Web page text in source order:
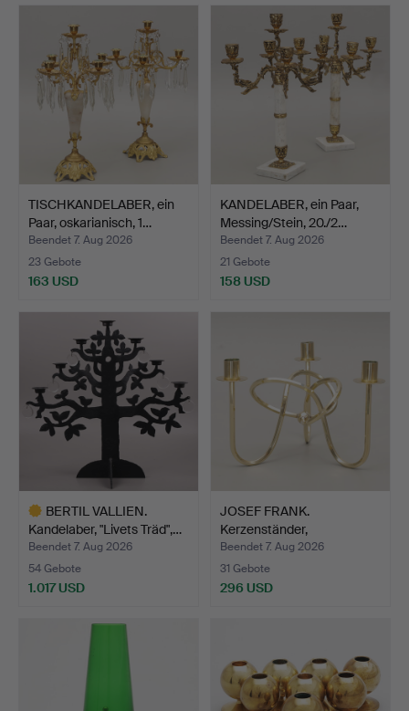
TISCHKANDELABER, ein
Paar, oskarianisch, 1…
Beendet 7. Aug 2026
23 Gebote
163 USD
KANDELABER, ein Paar,
Messing/Stein, 20./2…
Beendet 7. Aug 2026
21 Gebote
158 USD
BERTIL VALLIEN.
Kandelaber, "Livets Träd",…
Beendet 7. Aug 2026
54 Gebote
1.017 USD
JOSEF FRANK.
Kerzenständer,
"Vänskapsknute…
Beendet 7. Aug 2026
31 Gebote
296 USD